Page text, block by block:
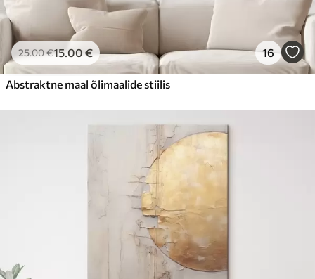
25.00€15.00€ 16
Abstraktne maal õlimaalide stiilis